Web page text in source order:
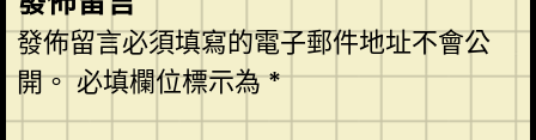
發佈留言必須填寫的電子郵件地址不會公
開。必填欄位標示為*